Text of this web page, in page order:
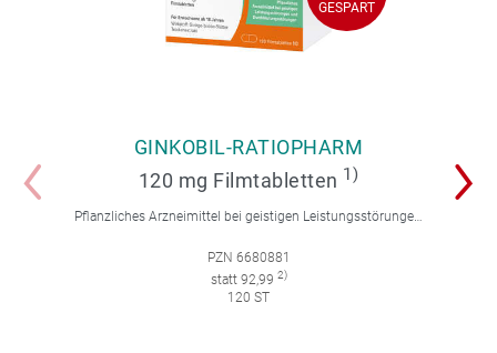
GESPART
GINKOBIL-RATIOPHARM
120 mg Filmtabletten 1)
Pflanzliches Arzneimittel bei geistigen Leistungsstörungen und Durchblutungsstörungen.
PZN 6680881
statt 92,99 2)
120 ST